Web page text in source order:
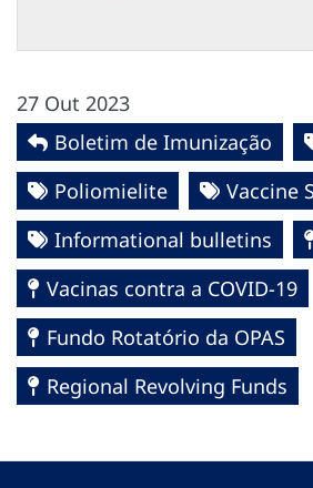
27 Out 2023
Boletim de Imunização
Poliomielite
Vaccine
Informational bulletins
Vacinas contra a COVID-19
Fundo Rotatório da OPAS
Regional Revolving Funds